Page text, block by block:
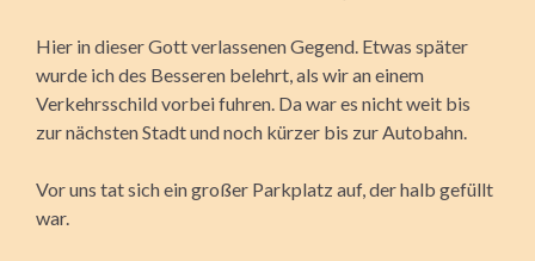
Hier in dieser Gott verlassenen Gegend. Etwas später
wurde ich des Besseren belehrt, als wir an einem
Verkehrsschild vorbei fuhren. Da war es nicht weit bis
zur nächsten Stadt und noch kürzer bis zur Autobahn.
Vor uns tat sich ein großer Parkplatz auf, der halb gefüllt
war.